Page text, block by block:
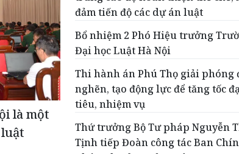
là một
đảm tiến độ các dự án luật
Bổ nhiệm 2 Phó Hiệu trưởng
Đại học Luật Hà Nội
Thi hành án Phú Thọ giải phóng
nghẽn, tạo động lực để tăng tốc
tiêu, nhiệm vụ
Thứ trưởng Bộ Tư pháp Nguyễn
Tịnh tiếp Đoàn công tác Ban